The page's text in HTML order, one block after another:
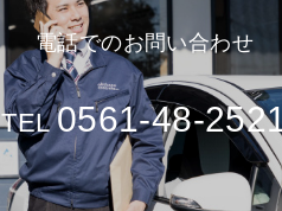
電話でのお問い合わせ
TEL0561-48-